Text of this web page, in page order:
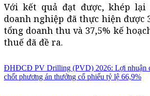
Với kết quả đạt được, khép lại
doanh nghiệp đã thực hiện được
tổng doanh thu và 37,5% kế
thuế đã đề ra.
ĐHĐCĐ PV Drilling (PVD) 2026: Lợi nhuận
chốt phương án thưởng cổ phiếu tỷ lệ 66,9%